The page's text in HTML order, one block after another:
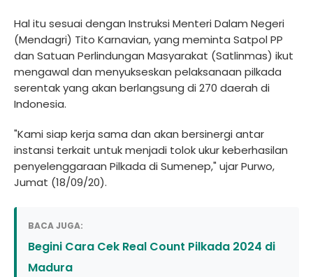
Hal itu sesuai dengan Instruksi Menteri Dalam Negeri
(Mendagri) Tito Karnavian, yang meminta Satpol PP
dan Satuan Perlindungan Masyarakat (Satlinmas) ikut
mengawal dan menyukseskan pelaksanaan pilkada
serentak yang akan berlangsung di 270 daerah di
Indonesia.
"Kami siap kerja sama dan akan bersinergi antar
instansi terkait untuk menjadi tolok ukur keberhasilan
penyelenggaraan Pilkada di Sumenep," ujar Purwo,
Jumat (18/09/20).
BACA JUGA:
Begini Cara Cek Real Count Pilkada 2024 di
Madura